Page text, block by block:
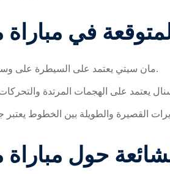
في
مان سيتي يعتمد على السيطرة على وسط الملعب والضغط العالي على دفاع المنافس.
حول